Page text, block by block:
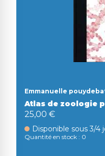
Emmanuelle
Atlas de zoologie
25,00 €
Disponible sous 3/4
Quantité en stock : 0